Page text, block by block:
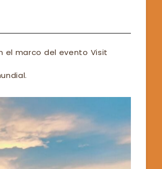
el marco del evento Visit